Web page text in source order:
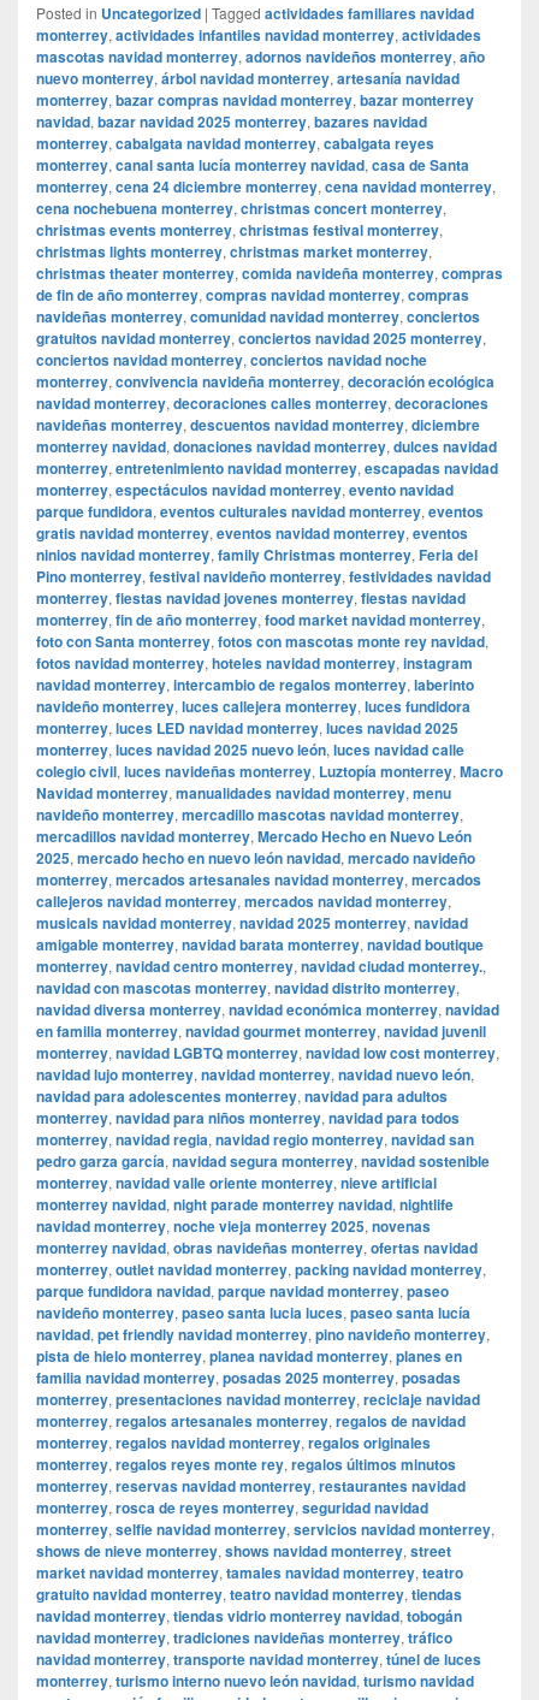
Posted in Uncategorized | Tagged actividades familiares navidad
monterrey, actividades infantiles navidad monterrey, actividades
mascotas navidad monterrey, adornos navideños monterrey, año
nuevo monterrey, árbol navidad monterrey, artesanía navidad
monterrey, bazar compras navidad monterrey, bazar monterrey
navidad, bazar navidad 2025 monterrey, bazares navidad
monterrey, cabalgata navidad monterrey, cabalgata reyes
monterrey, canal santa lucía monterrey navidad, casa de Santa
monterrey, cena 24 diciembre monterrey, cena navidad monterrey,
cena nochebuena monterrey, christmas concert monterrey,
christmas events monterrey, christmas festival monterrey,
christmas lights monterrey, christmas market monterrey,
christmas theater monterrey, comida navideña monterrey, compras
de fin de año monterrey, compras navidad monterrey, compras
navideñas monterrey, comunidad navidad monterrey, conciertos
gratuitos navidad monterrey, conciertos navidad 2025 monterrey,
conciertos navidad monterrey, conciertos navidad noche
monterrey, convivencia navideña monterrey, decoración ecológica
navidad monterrey, decoraciones calles monterrey, decoraciones
navideñas monterrey, descuentos navidad monterrey, diciembre
monterrey navidad, donaciones navidad monterrey, dulces navidad
monterrey, entretenimiento navidad monterrey, escapadas navidad
monterrey, espectáculos navidad monterrey, evento navidad
parque fundidora, eventos culturales navidad monterrey, eventos
gratis navidad monterrey, eventos navidad monterrey, eventos
ninios navidad monterrey, family Christmas monterrey, Feria del
Pino monterrey, festival navideño monterrey, festividades navidad
monterrey, fiestas navidad jovenes monterrey, fiestas navidad
monterrey, fin de año monterrey, food market navidad monterrey,
foto con Santa monterrey, fotos con mascotas monte rey navidad,
fotos navidad monterrey, hoteles navidad monterrey, instagram
navidad monterrey, intercambio de regalos monterrey, laberinto
navideño monterrey, luces callejera monterrey, luces fundidora
monterrey, luces LED navidad monterrey, luces navidad 2025
monterrey, luces navidad 2025 nuevo león, luces navidad calle
colegio civil, luces navideñas monterrey, Luztopía monterrey, Macro
Navidad monterrey, manualidades navidad monterrey, menu
navideño monterrey, mercadillo mascotas navidad monterrey,
mercadillos navidad monterrey, Mercado Hecho en Nuevo León
2025, mercado hecho en nuevo león navidad, mercado navideño
monterrey, mercados artesanales navidad monterrey, mercados
callejeros navidad monterrey, mercados navidad monterrey,
musicals navidad monterrey, navidad 2025 monterrey, navidad
amigable monterrey, navidad barata monterrey, navidad boutique
monterrey, navidad centro monterrey, navidad ciudad monterrey.,
navidad con mascotas monterrey, navidad distrito monterrey,
navidad diversa monterrey, navidad económica monterrey, navidad
en familia monterrey, navidad gourmet monterrey, navidad juvenil
monterrey, navidad LGBTQ monterrey, navidad low cost monterrey,
navidad lujo monterrey, navidad monterrey, navidad nuevo león,
navidad para adolescentes monterrey, navidad para adultos
monterrey, navidad para niños monterrey, navidad para todos
monterrey, navidad regia, navidad regio monterrey, navidad san
pedro garza garcía, navidad segura monterrey, navidad sostenible
monterrey, navidad valle oriente monterrey, nieve artificial
monterrey navidad, night parade monterrey navidad, nightlife
navidad monterrey, noche vieja monterrey 2025, novenas
monterrey navidad, obras navideñas monterrey, ofertas navidad
monterrey, outlet navidad monterrey, packing navidad monterrey,
parque fundidora navidad, parque navidad monterrey, paseo
navideño monterrey, paseo santa lucia luces, paseo santa lucía
navidad, pet friendly navidad monterrey, pino navideño monterrey,
pista de hielo monterrey, planea navidad monterrey, planes en
familia navidad monterrey, posadas 2025 monterrey, posadas
monterrey, presentaciones navidad monterrey, reciclaje navidad
monterrey, regalos artesanales monterrey, regalos de navidad
monterrey, regalos navidad monterrey, regalos originales
monterrey, regalos reyes monte rey, regalos últimos minutos
monterrey, reservas navidad monterrey, restaurantes navidad
monterrey, rosca de reyes monterrey, seguridad navidad
monterrey, selfie navidad monterrey, servicios navidad monterrey,
shows de nieve monterrey, shows navidad monterrey, street
market navidad monterrey, tamales navidad monterrey, teatro
gratuito navidad monterrey, teatro navidad monterrey, tiendas
navidad monterrey, tiendas vidrio monterrey navidad, tobogán
navidad monterrey, tradiciones navideñas monterrey, tráfico
navidad monterrey, transporte navidad monterrey, túnel de luces
monterrey, turismo interno nuevo león navidad, turismo navidad